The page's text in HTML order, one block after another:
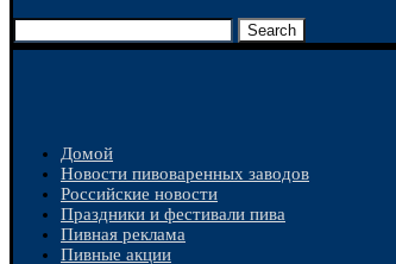
Search
Домой
Новости пивоваренных заводов
Российские новости
Праздники и фестивали пива
Пивная реклама
Пивные акции